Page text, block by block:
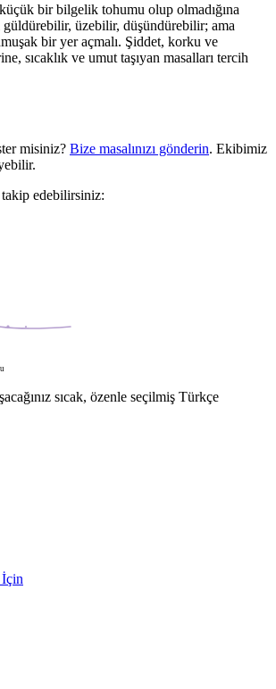
bir bilgelik tohumu olup olmadığına
güldürebilir, üzebilir, düşündürebilir; ama
bir yer açmalı. Şiddet, korku ve
sıcaklık ve umut taşıyan masalları tercih
misiniz? Bize masalınızı gönderin. Ekibimiz
edebilirsiniz:
sıcak, özenle seçilmiş Türkçe